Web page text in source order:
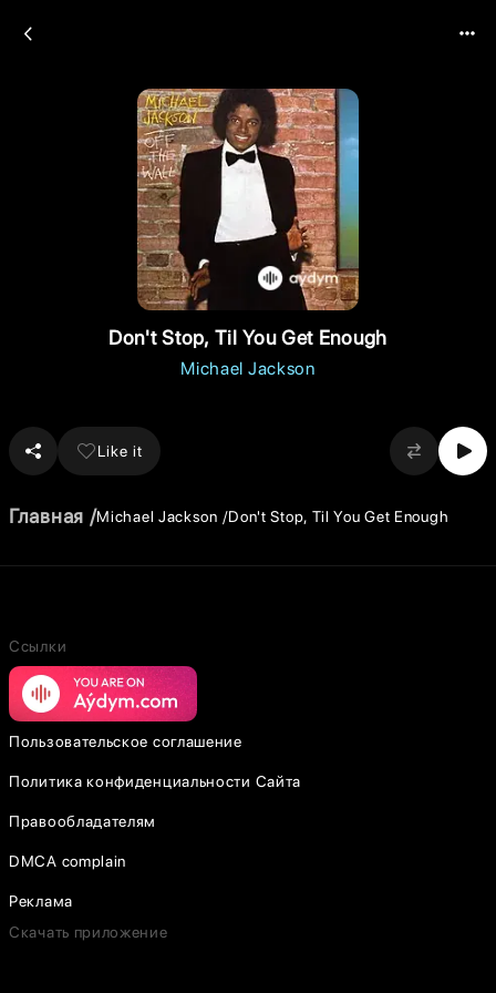
Don't Stop, Til You Get Enough
Michael Jackson
Like it
Главная Michael Jackson Don't Stop, Til You Get Enough
Ссылки
Пользовательское соглашение
Политика конфиденциальности Сайта
Правообладателям
DMCA complain
Реклама
Скачать приложение